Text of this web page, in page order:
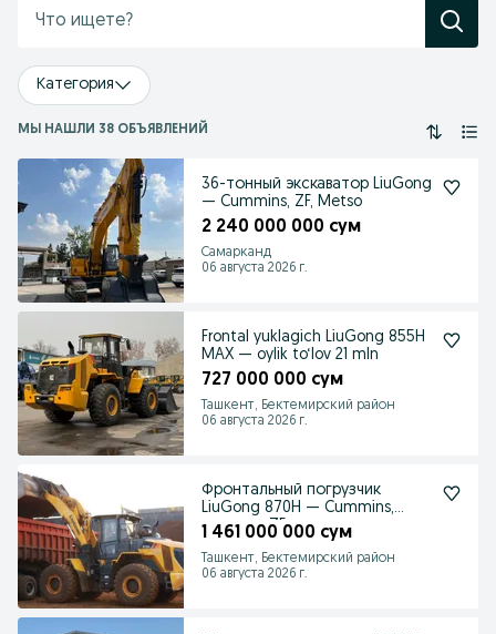
Категория
МЫ НАШЛИ 38 ОБЪЯВЛЕНИЙ
36-тонный экскаватор LiuGong
— Cummins, ZF, Metso
2 240 000 000 сум
Самарканд
06 августа 2026 г.
Frontal yuklagich LiuGong 855H
MAX — oylik to‘lov 21 mln
727 000 000 сум
Ташкент, Бектемирский район
06 августа 2026 г.
Фронтальный погрузчик
LiuGong 870H — Cummins,
автомат ZF
1 461 000 000 сум
Ташкент, Бектемирский район
06 августа 2026 г.